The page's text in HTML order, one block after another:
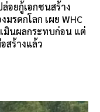
อยกู้เอกชนสร้าง
รดกโลก เผย WHC
มินผลกระทบก่อน แต่
สร้างแล้ว